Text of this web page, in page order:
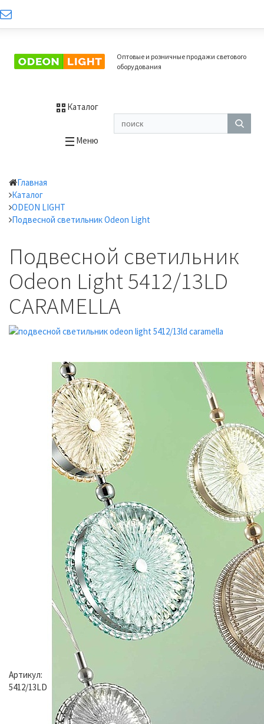
Оптовые и розничные продажи светового
оборудования
Каталог
Меню
Главная
Каталог
ODEON LIGHT
Подвесной светильник Odeon Light
Подвесной светильник
Odeon Light 5412/13LD
CARAMELLA
Артикул:
5412/13LD